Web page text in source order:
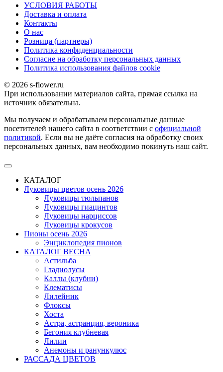
УСЛОВИЯ РАБОТЫ
Доставка и оплата
Контакты
О наc
Розница (партнеры)
Политика конфиденциальности
Согласие на обработку персональных данных
Политика использования файлов сookie
© 2026 s-flower.ru
При использовании материалов сайта, прямая ссылка на
источник обязательна.
Мы получаем и обрабатываем персональные данные
посетителей нашего сайта в соответствии с официальной
политикой. Если вы не даёте согласия на обработку своих
персональных данных, вам необходимо покинуть наш сайт.
КАТАЛОГ
Луковицы цветов осень 2026
Луковицы тюльпанов
Луковицы гиацинтов
Луковицы нарциссов
Луковицы крокусов
Пионы осень 2026
Энциклопедия пионов
КАТАЛОГ ВЕСНА
Астильба
Гладиолусы
Каллы (клубни)
Клематисы
Лилейник
Флоксы
Хоста
Астра, астранция, вероника
Бегония клубневая
Лилии
Анемоны и ранункулюс
РАССАДА ЦВЕТОВ